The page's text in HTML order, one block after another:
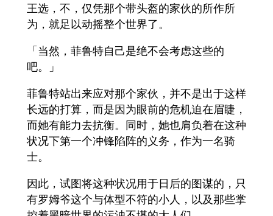
王选，不，仅凭那个带头盔的家伙的所作所
为，就足以动摇整个世界了。
「当然，菲鲁特自己是绝不会考虑这些的
吧。」
菲鲁特站出来应对那个家伙，并不是出于这样
长远的打算，而是因为眼前的危机迫在眉睫，
而她有能力去抗衡。同时，她也肩负着在这种
状况下第一个冲锋陷阵的义务，作为一名骑
士。
因此，试图将这种状况用于日后的图谋的，只
有罗姆爷这个与体型不符的小人，以及那些掌